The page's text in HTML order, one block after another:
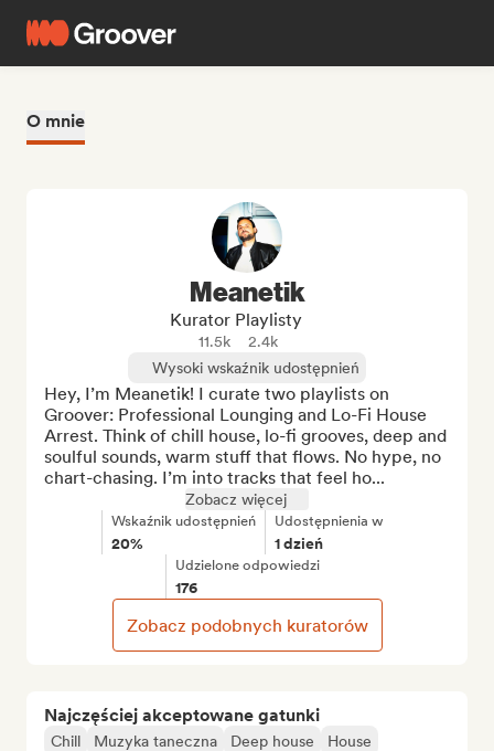
O mnie
Najczęściej akceptowane gatunki
Chill Muzyka taneczna Deep house
House
Meanetik
Kurator Playlisty
11.5k
2.4k
Wysoki wskaźnik udostępnień
Hey, I’m Meanetik! I curate two playlists on
Groover: Professional Lounging and Lo-Fi House
Arrest. Think of chill house, lo-fi grooves, deep and
soulful sounds, warm stuff that flows. No hype, no
chart-chasing. I’m into tracks that feel ho...
Zobacz więcej
Wskaźnik udostępnień
20%
Udostępnienia w
1 dzień
Udzielone odpowiedzi
176
Zobacz podobnych kuratorów